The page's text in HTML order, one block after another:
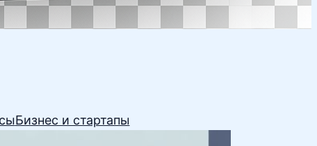
Бизнес и стартапы